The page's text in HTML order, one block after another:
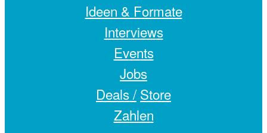
Ideen & Formate
Interviews
Events
Jobs
Deals / Store
Zahlen